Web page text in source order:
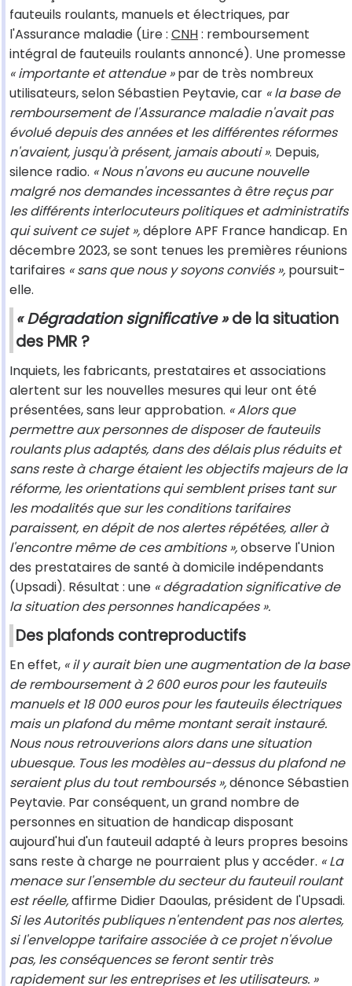
fauteuils roulants, manuels et électriques, par
l'Assurance maladie (Lire : CNH: remboursement
intégral de fauteuils roulants annoncé). Une promesse
« importante et attendue »par de très nombreux
utilisateurs, selon Sébastien Peytavie, car « la base de
remboursement de l'Assurance maladie n'avait pas
évolué depuis des années et les différentes réformes
n'avaient, jusqu'à présent, jamais abouti ». Depuis,
silence radio. « Nous n'avons eu aucune nouvelle
malgré nos demandes incessantes à être reçus par
les différents interlocuteurs politiques et administratifs
qui suivent ce sujet »,déplore APF France handicap. En
décembre 2023, se sont tenues les premières réunions
tarifaires « sans que nous y soyons conviés », poursuit-
elle.
« Dégradation significative »de la situation
des PMR ?
Inquiets, les fabricants, prestataires et associations
alertent sur les nouvelles mesures qui leur ont été
présentées, sans leur approbation. « Alors que
permettre aux personnes de disposer de fauteuils
roulants plus adaptés, dans des délais plus réduits et
sans reste à charge étaient les objectifs majeurs de la
réforme, les orientations qui semblent prises tant sur
les modalités que sur les conditions tarifaires
paraissent, en dépit de nos alertes répétées, aller à
l'encontre même de ces ambitions »,observe l'Union
des prestataires de santé à domicile indépendants
(Upsadi). Résultat : une « dégradation significative de
la situation des personnes handicapées ».
Des plafonds contreproductifs
En effet, « il y aurait bien une augmentation de la base
de remboursement à 2 600 euros pour les fauteuils
manuels et 18 000 euros pour les fauteuils électriques
mais un plafond du même montant serait instauré.
Nous nous retrouverions alors dans une situation
ubuesque. Tous les modèles au-dessus du plafond ne
seraient plus du tout remboursés »,dénonce Sébastien
Peytavie. Par conséquent, un grand nombre de
personnes en situation de handicap disposant
aujourd'hui d'un fauteuil adapté à leurs propres besoins
sans reste à charge ne pourraient plus y accéder. « La
menace sur l'ensemble du secteur du fauteuil roulant
est réelle,affirme Didier Daoulas, président de l'Upsadi.
Si les Autorités publiques n'entendent pas nos alertes,
si l'enveloppe tarifaire associée à ce projet n'évolue
pas, les conséquences se feront sentir très
rapidement sur les entreprises et les utilisateurs. »